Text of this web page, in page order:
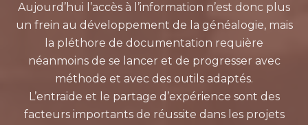
Aujourd’hui l’accès à l’information n’est donc plus
un frein au développement de la généalogie, mais
la pléthore de documentation requière
néanmoins de se lancer et de progresser avec
méthode et avec des outils adaptés.
L’entraide et le partage d’expérience sont des
facteurs importants de réussite dans les projets